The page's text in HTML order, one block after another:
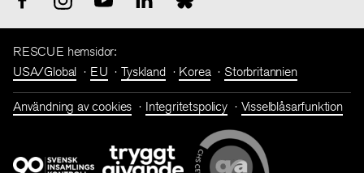
RESCUE hemsidor:
USA/Global
EU Tyskland Korea Storbritannien
Användning av cookies Integritetspolicy Visselblåsarfunktion